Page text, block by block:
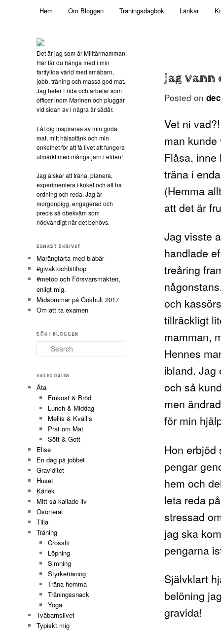
Militärmamman
Skip to primary content
Hem Om Bloggen Träningsdagbok Länkar
Jag
Posted on
Vet ni
man
Flåsa,
träna i
(Hemma
att det är
Jag visste
handlade
treåring
och
tillräckligt
mamman,
Hennes
ibland. Jag
och så
men
för min
Hon erbjöd
pengar
hem och
leta reda
stressad
jag ska
pengarna
Självklart
belöning
gravida!
Det är jag som är Militärmamman!
Här får du hänga med i min
fartfyllda värld med småbarn,
jobb, träning och massa god mat.
Jag heter Frida och arbetar som
officer inom Marinen och pluggar
vid sidan av i några år sådär.
Låt dig inspireras av min goda
mat, mitt hälsotänk och min
enkelhet för att få livet att fungera
utmärkt med många järn i elden!
Jag älskar att träna, planera,
experimentera i köket och att ha
ordning och reda. Jag är
morgonpigg, engagerad och
precis så obekväm som
nödvändigt när det behövs.
SENAST SKRIVET
Marängtårta med blåbär
#givaktochbitihop
#metoo och Försvarsmakten,
enligt mig.
Midsommar på Gökhult 2017
Om att ta examen
SÖK I BLOGGEN
Search
KATEGORIER
Äta
Frukost & Bröd
Lunch & Middag
Mellis & Kvällis
Prat om Mat
Sött & Gott
Elise
En dag på jobbet
Graviditet
Huset
Kärlek
Mitt så kallade liv
Osorterat
Tilia
Träning
Crossfit
Löpning
Simning
Styrketräning
Träna hemma
Träningssnack
Yoga
Tvåbarnslivet
Typiskt mig